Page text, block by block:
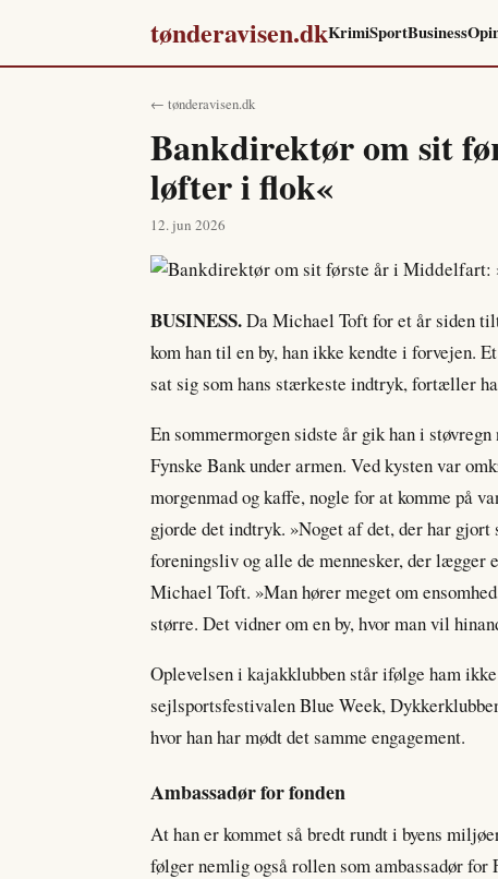
tønderavisen.dkKrimiSportBusiness
← tønderavisen.dk
Bankdirektør om sit
løfter i flok«
12. jun 2026
BUSINESS.Da Michael Toft for et år siden
kom han til en by, han ikke kendte i forvejen.
sat sig som hans stærkeste indtryk, fortæller
En sommermorgen sidste år gik han i
Fynske Bank under armen. Ved kysten var
morgenmad og kaffe, nogle for at komme på
gjorde det indtryk. »Noget af det, der har
foreningsliv og alle de mennesker, der
Michael Toft. »Man hører meget om
større. Det vidner om en by, hvor man vil
Oplevelsen i kajakklubben står ifølge ham
sejlsportsfestivalen Blue Week,
hvor han har mødt det samme engagement.
Ambassadør for fonden
At han er kommet så bredt rundt i byens
følger nemlig også rollen som ambassadør